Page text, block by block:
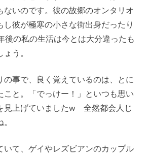
ないのです。彼の故郷のオンタリオ
し彼が極寒の小さな街出身だったり
後の私の生活は今とは大分違ったも
う。
の事で、良く覚えているのは、とに
こと。「でっけー！」といつも思い
見上げていましたw 全然都会人じ
いて、ゲイやレズビアンのカップル